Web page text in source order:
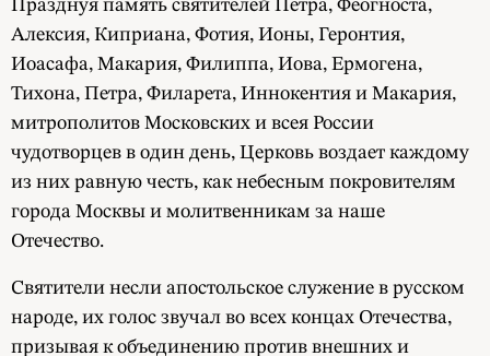
Празднуя память святителей Петра, Феогноста,
Алексия, Киприана, Фотия, Ионы, Геронтия,
Иоасафа, Макария, Филиппа, Иова, Ермогена,
Тихона, Петра, Филарета, Иннокентия и Макария,
митрополитов Московских и всея России
чудотворцев в один день, Церковь воздает каждому
из них равную честь, как небесным покровителям
города Москвы и молитвенникам за наше
Отечество.
Святители несли апостольское служение в русском
народе, их голос звучал во всех концах Отечества,
призывая к объединению против внешних и